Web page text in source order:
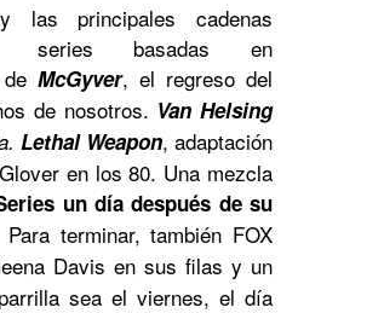
principales cadenas
series basadas en
McGyver, el regreso del
de nosotros. Van Helsing
Lethal Weapon, adaptación
en los 80. Una mezcla
un día después de su
terminar, también FOX
Davis en sus filas y un
sea el viernes, el día